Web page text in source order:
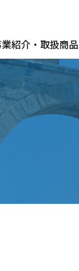
紹介・取扱商品